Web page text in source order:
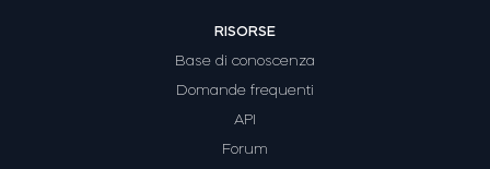
RISORSE
Base di conoscenza
Domande frequenti
API
Forum